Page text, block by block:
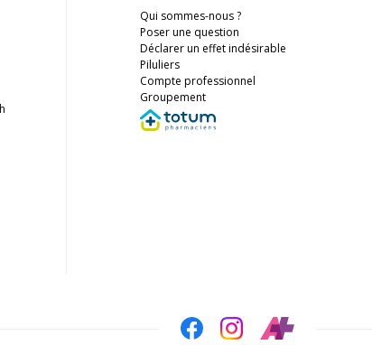
Qui sommes-nous ?
Poser une question
Déclarer un effet indésirable
Piluliers
Compte professionnel
Groupement